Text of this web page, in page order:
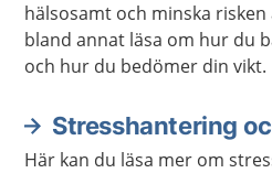
hälsosamt och minska
bland annat läsa om hur du
och hur du bedömer din vikt.
Stresshantering
Här kan du läsa mer om